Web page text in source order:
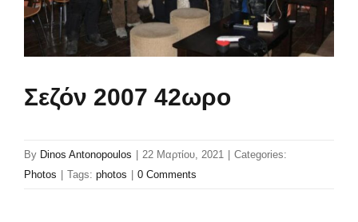
Σεζόν 2007 42ωρο
By Dinos Antonopoulos 22 Μαρτίου, 2021
Categories:
Photos
Tags: photos 0 Comments